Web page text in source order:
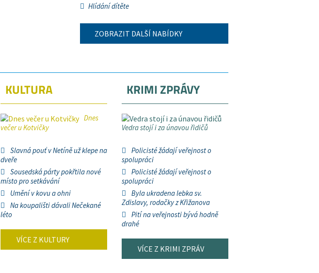
Hlídání dítěte
ZOBRAZIT DALŠÍ NABÍDKY
KULTURA
Dnes
večer u Kotvičky
Slavná pouť v Netíně už klepe na
dveře
Sousedská párty pokřtila nové
místo pro setkávání
Umění v kovu a ohni
Na koupališti dávali Nečekané
léto
VÍCE Z KULTURY
KRIMI ZPRÁVY
Vedra stojí i za únavou řidičů
Policisté žádají veřejnost o
spolupráci
Policisté žádají veřejnost o
spolupráci
Byla ukradena lebka sv.
Zdislavy, rodačky z Křižanova
Pití na veřejnosti bývá hodně
drahé
VÍCE Z KRIMI ZPRÁV